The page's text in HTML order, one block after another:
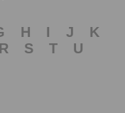
H I J
K
R S T
U